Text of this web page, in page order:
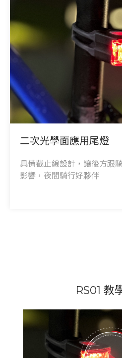
二次光學面應用尾燈
具備截止線設計，讓後方跟
影響，夜間騎行好夥伴
RS01 教